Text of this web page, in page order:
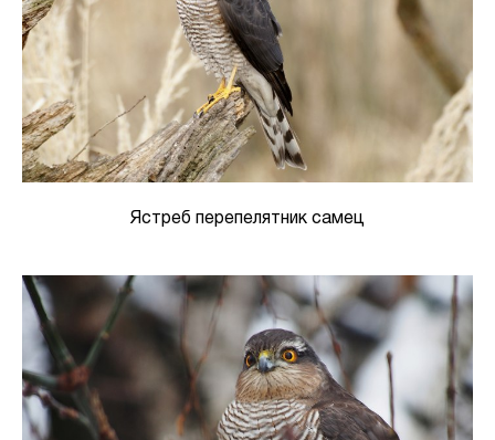
Ястреб перепелятник самец